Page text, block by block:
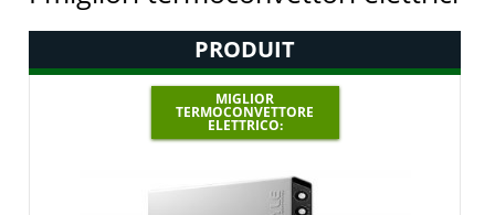
PRODUIT
MIGLIOR
TERMOCONVETTORE
ELETTRICO: